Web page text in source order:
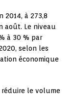
à 273,8
août. Le niveau
à 30 % par
selon les
économique
réduire le volume